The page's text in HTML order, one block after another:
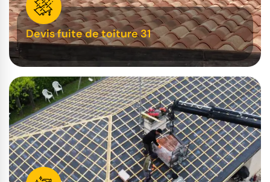
Devis fuite de toiture 31